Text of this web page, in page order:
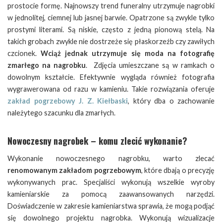
prostocie formę. Najnowszy trend funeralny utrzymuje nagrobki
w jednolitej, ciemnej lub jasnej barwie. Opatrzone są zwykle tylko
prostymi literami. Są niskie, często z jedną pionową stelą. Na
takich grobach zwykle nie dostrzeże się płaskorzeźb czy zawiłych
czcionek.Wciąż jednak utrzymuje się moda na fotografię
zmarłego na nagrobku. Zdjęcia umieszczane są w ramkach o
dowolnym kształcie. Efektywnie wygląda również fotografia
wygrawerowana od razu w kamieniu. Takie rozwiązania oferuje
zakład pogrzebowy J. Z. Kiełbaski, który dba o zachowanie
należytego szacunku dla zmarłych.
Nowoczesny nagrobek – komu zlecić wykonanie?
Wykonanie nowoczesnego nagrobku, warto zlecać
renomowanym zakładom pogrzebowym, które dbają o precyzję
wykonywanych prac. Specjaliści wykonują wszelkie wyroby
kamieniarskie za pomocą zaawansowanych narzędzi.
Doświadczenie w zakresie kamieniarstwa sprawia, że mogą podjąć
się dowolnego projektu nagrobka. Wykonują wizualizacje